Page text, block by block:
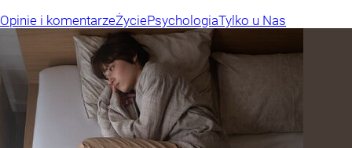
Opinie i komentarzeŻyciePsychologiaTylko u Nas